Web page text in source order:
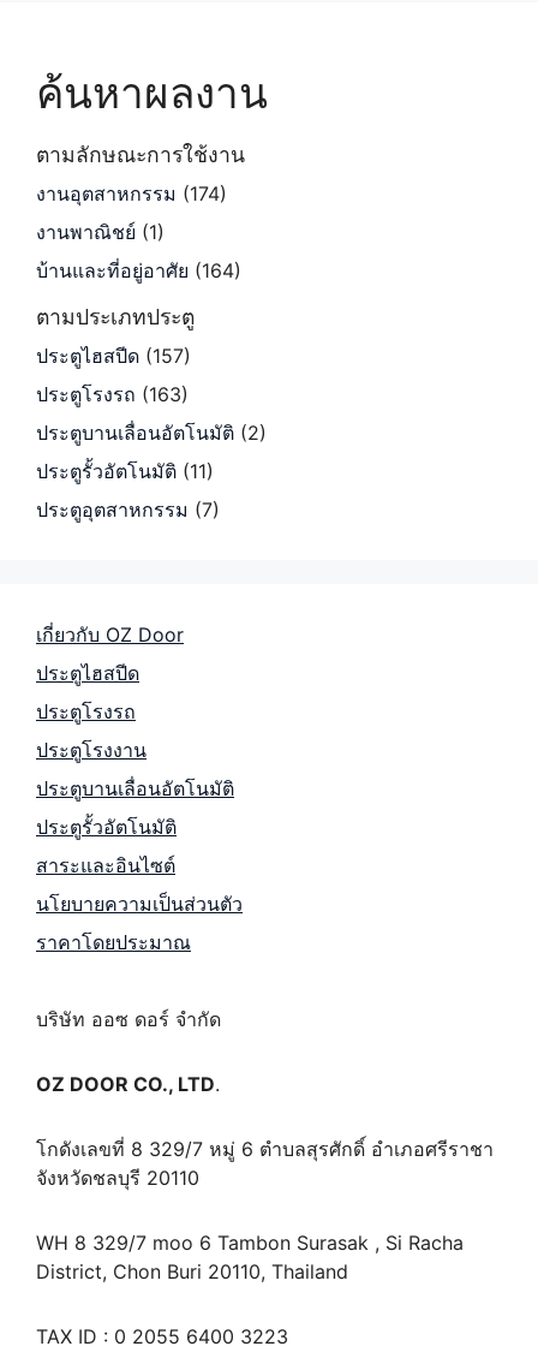
ค้นหาผลงาน
ตามลักษณะการใช้งาน
งานอุตสาหกรรม (174)
งานพาณิชย์ (1)
บ้านและที่อยู่อาศัย (164)
ตามประเภทประตู
ประตูไฮสปีด (157)
ประตูโรงรถ (163)
ประตูบานเลื่อนอัตโนมัติ (2)
ประตูรั้วอัตโนมัติ (11)
ประตูอุตสาหกรรม (7)
เกี่ยวกับ OZ Door
ประตูไฮสปีด
ประตูโรงรถ
ประตูโรงงาน
ประตูบานเลื่อนอัตโนมัติ
ประตูรั้วอัตโนมัติ
สาระและอินไซต์
นโยบายความเป็นส่วนตัว
ราคาโดยประมาณ
บริษัท ออซ ดอร์ จำกัด
OZ DOOR CO., LTD.
โกดังเลขที่ 8 329/7 หมู่ 6 ตำบลสุรศักดิ์ อำเภอศรีราชา
จังหวัดชลบุรี 20110
WH 8 329/7 moo 6 Tambon Surasak , Si Racha
District, Chon Buri 20110, Thailand
TAX ID : 0 2055 6400 3223